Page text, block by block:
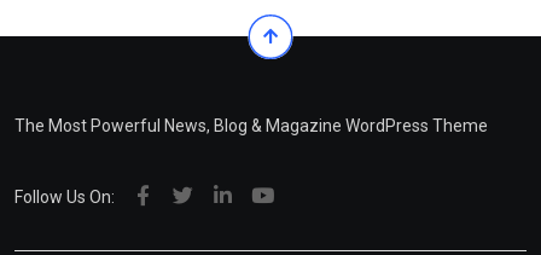
The Most Powerful News, Blog & Magazine WordPress Theme
Follow Us On: